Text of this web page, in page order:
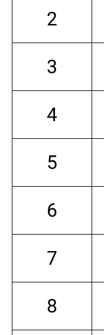
2
3
4
5
6
7
8